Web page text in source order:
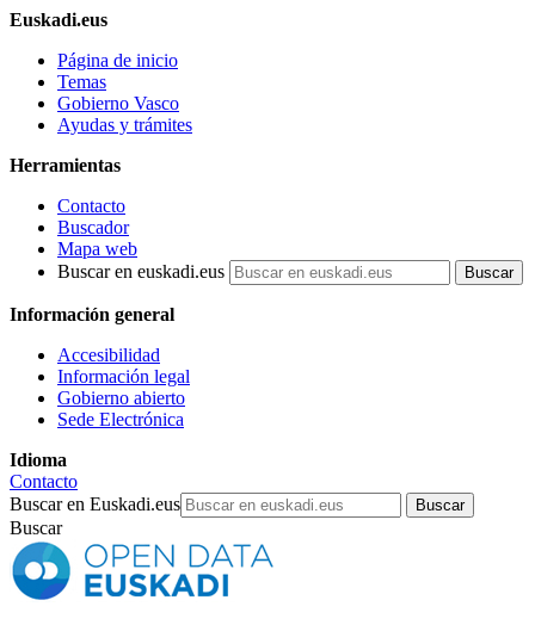
Euskadi.eus
Página de inicio
Temas
Gobierno Vasco
Ayudas y trámites
Herramientas
Contacto
Buscador
Mapa web
Buscar en euskadi.eus
Información general
Accesibilidad
Información legal
Gobierno abierto
Sede Electrónica
Idioma
Contacto
Buscar en Euskadi.eus
Buscar